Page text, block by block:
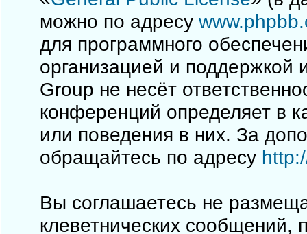
можно по адресу
для программного
организацией и поддержкой
Group не несёт
конференций определяет в
или поведения в них. За
обращайтесь по адресу
Вы соглашаетесь не
клеветнических сообщений,